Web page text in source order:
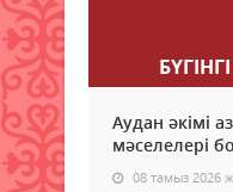
Аудан әкімі
мәселелері
08 тамыз 2026 ж.